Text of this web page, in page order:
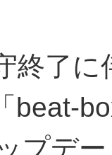
終了に
beat-
プデ